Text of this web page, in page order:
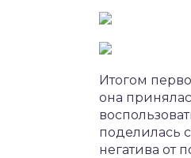
Итогом
она
поделилась
негатива от